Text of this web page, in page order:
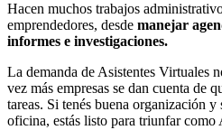
Hacen muchos trabajos
emprendedores, desde manejar
informes e investigaciones.
La demanda de Asistentes Virtuales
vez más empresas se dan cuenta de
tareas. Si tenés buena organización y
oficina, estás listo para triunfar como